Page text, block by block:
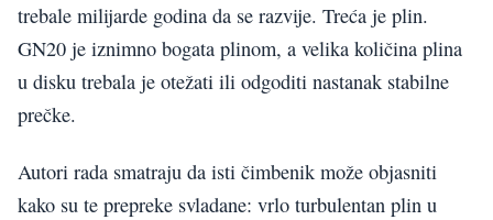
trebale milijarde godina da se razvije. Treća je plin.
GN20 je iznimno bogata plinom, a velika količina plina
u disku trebala je otežati ili odgoditi nastanak stabilne
prečke.
Autori rada smatraju da isti čimbenik može objasniti
kako su te prepreke svladane: vrlo turbulentan plin u